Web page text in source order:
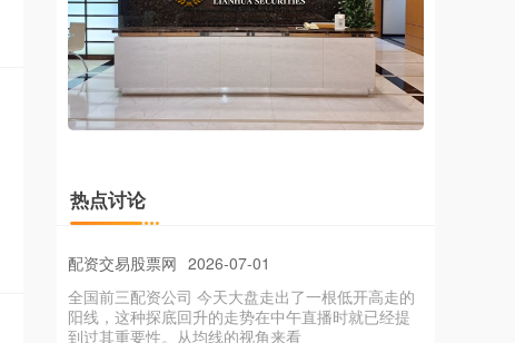
热点讨论
证券股票配资 广电计量：2025年1-2季度订单继续
保持稳健增长
融资配资专业网
2026-05-28
证券之星消息，广电计量(002967)06月30日在投资
者关系平台上答复投资者关心的问题。 投资者提
全国前三配资公司 和讯投顾张汇：大盘转危为安
全国前三配资公司 今天大盘走出了一根低开高走的
阳线，这种探底回升的走势在中午直播时就已经提
到过其重要性。从均线的视角来看